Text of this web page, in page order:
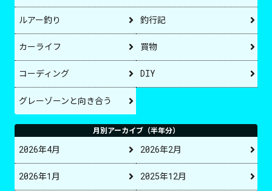
ルアー釣り 釣行記
カーライフ 買物
コーディング DIY
グレーゾーンと向き合う
月別アーカイブ（半年分）
2026年4月 2026年2月
2026年1月 2025年12月